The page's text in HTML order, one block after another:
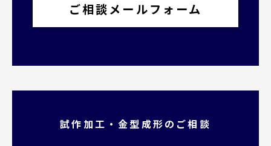
ご相談メールフォーム
試作加工・金型成形のご相談